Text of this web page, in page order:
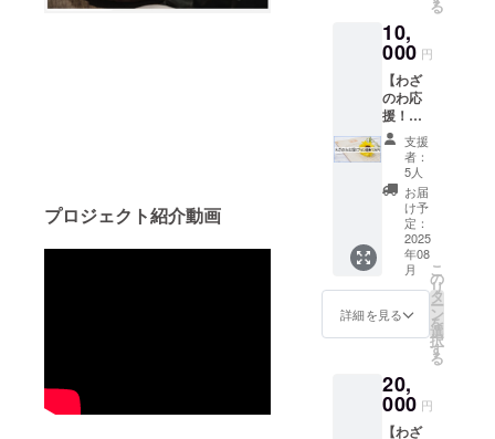
プロジェクト紹介動画
支援者
様のお
名前を
掲載し
ます※
・ご希
望の方
はリン
クを張
ります
・掲載
期間：
2025年
8月～
2027年
3月 ※事
業者
や実名
等 ★目
標未達
る
10,
000 円
【わざ
のわ応
援！プ
ラン
B★1万
円】 ・
お礼の
メール
をお送
りいた
します
・わざ
のわサ
イトの
特設
ページ
支援者
様のお
名前を
掲載し
支援
者：
5人
お届
け予
定：
2025
年08
月
詳細を見る
こ
の
リ
タ
ー
ン
を
選
択
す
る
20,
000 円
【わざ